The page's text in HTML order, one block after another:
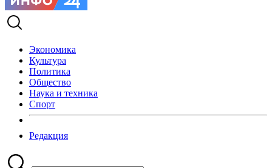
Экономика
Культура
Политика
Общество
Наука и техника
Спорт
Редакция